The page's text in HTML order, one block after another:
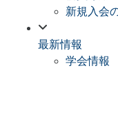
新規入会
最新情報
学会情報